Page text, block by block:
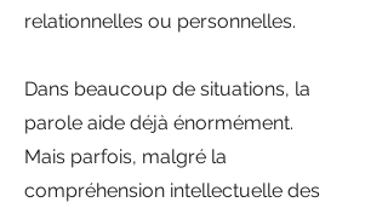
relationnelles ou personnelles.
Dans beaucoup de situations, la
parole aide déjà énormément.
Mais parfois, malgré la
compréhension intellectuelle des